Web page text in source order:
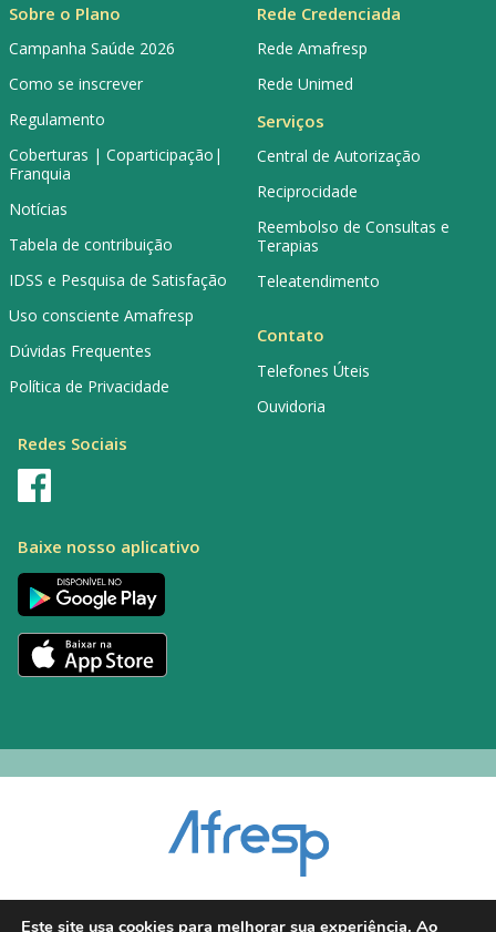
Sobre o Plano
Campanha Saúde 2026
Como se inscrever
Regulamento
Coberturas | Coparticipação|
Franquia
Notícias
Tabela de contribuição
IDSS e Pesquisa de Satisfação
Uso consciente Amafresp
Dúvidas Frequentes
Política de Privacidade
Rede Credenciada
Rede Amafresp
Rede Unimed
Serviços
Central de Autorização
Reciprocidade
Reembolso de Consultas e
Terapias
Teleatendimento
Contato
Telefones Úteis
Ouvidoria
Redes Sociais
Baixe nosso aplicativo
Este site usa cookies para melhorar sua experiência. Ao